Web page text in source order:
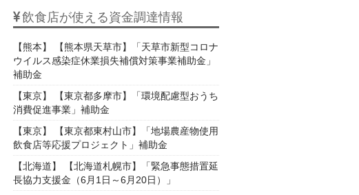
飲食店が使える資金調達情報
【熊本】 【熊本県天草市】「天草市新型コロナ
ウイルス感染症休業損失補償対策事業補助金」
補助金
【東京】 【東京都多摩市】「環境配慮型おうち
消費促進事業」補助金
【東京】 【東京都東村山市】「地場農産物使用
飲食店等応援プロジェクト」補助金
【北海道】 【北海道札幌市】「緊急事態措置延
長協力支援金（6月1日～6月20日）」